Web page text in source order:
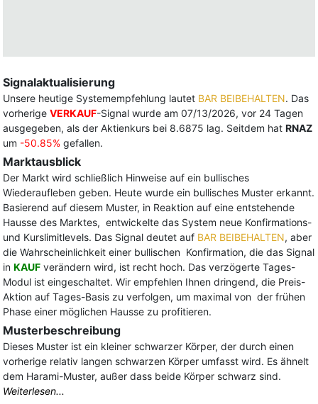
Signalaktualisierung
Unsere heutige Systemempfehlung lautet BAR BEIBEHALTEN. Das
vorherige VERKAUF-Signal wurde am 07/13/2026, vor 24 Tagen
ausgegeben, als der Aktienkurs bei 8.6875 lag. Seitdem hat RNAZ
um -50.85% gefallen.
Marktausblick
Der Markt wird schließlich Hinweise auf ein bullisches
Wiederaufleben geben. Heute wurde ein bullisches Muster erkannt.
Basierend auf diesem Muster, in Reaktion auf eine entstehende
Hausse des Marktes, entwickelte das System neue Konfirmations-
und Kurslimitlevels. Das Signal deutet auf BAR BEIBEHALTEN, aber
die Wahrscheinlichkeit einer bullischen Konfirmation, die das Signal
in KAUF verändern wird, ist recht hoch. Das verzögerte Tages-
Modul ist eingeschaltet. Wir empfehlen Ihnen dringend, die Preis-
Aktion auf Tages-Basis zu verfolgen, um maximal von der frühen
Phase einer möglichen Hausse zu profitieren.
Musterbeschreibung
Dieses Muster ist ein kleiner schwarzer Körper, der durch einen
vorherige relativ langen schwarzen Körper umfasst wird. Es ähnelt
dem Harami-Muster, außer dass beide Körper schwarz sind.
Weiterlesen...